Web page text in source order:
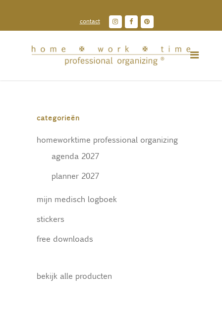
contact
categorieën
homeworktime professional organizing
agenda 2027
planner 2027
mijn medisch logboek
stickers
free downloads
bekijk alle producten